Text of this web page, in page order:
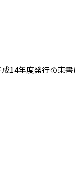
14年度発行の東